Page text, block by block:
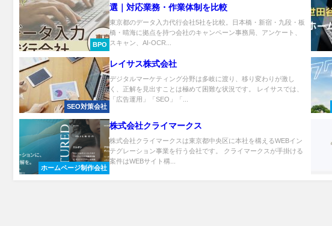
BPO
選｜対応業務・作業体制を比較
東京都のデータ入力代行会社5社を比較。日本橋・新宿・九段・板
橋・晴海に拠点を持つ会社のキャンペーン事務局、アンケート、
スキャン、AI-OCR...
SEO対策会社
レイサス株式会社
デジタルマーケティング分野は多岐に渡り、移り変わりが激し
く、正解を見出すことは極めて困難な状況です。 レイサスでは、
「広告運用」「SEO」「...
ホームページ制作会社
株式会社クライマークス
株式会社クライマークスは東京都中央区に本社を構えるWEBイン
テグレーション事業を行う会社です。 クライマークスが手掛ける
案件はWEBサイト構...